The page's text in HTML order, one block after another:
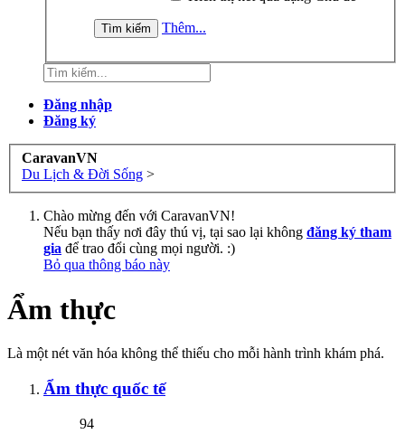
Thêm...
Đăng nhập
Đăng ký
CaravanVN
Du Lịch & Đời Sống >
Chào mừng đến với CaravanVN!
Nếu bạn thấy nơi đây thú vị, tại sao lại không đăng ký tham
gia để trao đổi cùng mọi người. :)
Bỏ qua thông báo này
Ẩm thực
Là một nét văn hóa không thể thiếu cho mỗi hành trình khám phá.
Ẩm thực quốc tế
94